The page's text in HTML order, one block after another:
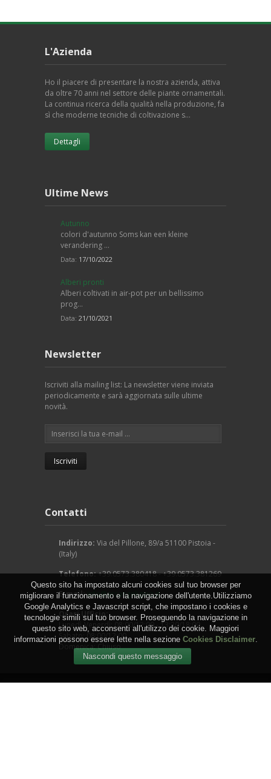
L'Azienda
Ho il piacere di presentare la nostra azienda, attiva
da oltre 70 anni nel settore delle piante ornamentali.
La continua ricerca della qualità nella produzione, fa
sì che moderne tecniche di coltivazione s…
Dettagli
Ultime News
Autunno
colori d'autunno Soms kan een kleine
verandering …
Data: 17/10/2022
Alberi pronti
Alberi coltivati in air-pot per un bellissimo
prog…
Data: 21/10/2021
Newsletter
Iscriviti alla mailing list: La newsletter viene inviata
periodicamente e sarà aggiornata sulle ultime
novità.
Contatti
Indirizzo: Via del Pillone, 89/a 51100 Pistoia -
(Italy)
Telefono:+39.0573.380418 - +39.0573.381269
E-mail:info@arcangeligino.it
Orari Ufficio:
Lunedì-Venerdì: 08:00/12:00 - 13:30/18:00
Sabato: 08:00/12:00
Domenica: Chiuso
Questo sito ha impostato alcuni cookies sul tuo browser per
migliorare il funzionamento e la navigazione dell'utente.Utilizziamo
Google Analytics e Javascript script, che impostano i cookies e
tecnologie simili sul tuo browser. Proseguendo la navigazione in
questo sito web, acconsenti all'utilizzo dei cookie. Maggiori
informazioni possono essere lette nella sezione Cookies Disclaimer.